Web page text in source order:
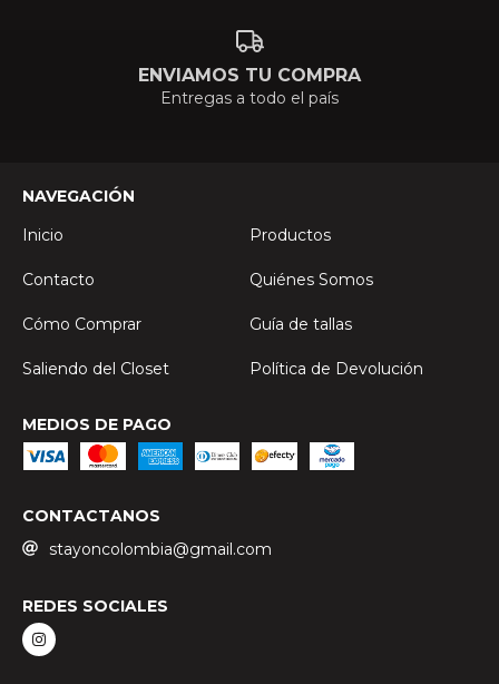
ENVIAMOS TU COMPRA
Entregas a todo el país
NAVEGACIÓN
Inicio
Productos
Contacto Quiénes Somos
Cómo Comprar Guía de tallas
Saliendo del Closet Política de Devolución
MEDIOS DE PAGO
CONTACTANOS
stayoncolombia@gmail.com
REDES SOCIALES